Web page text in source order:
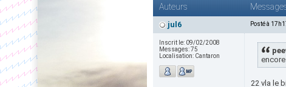
Auteurs
jul6 Posté à
Inscrit le: 09/02/2008
Messages:75
Localisation: Cantaron
22 vla le